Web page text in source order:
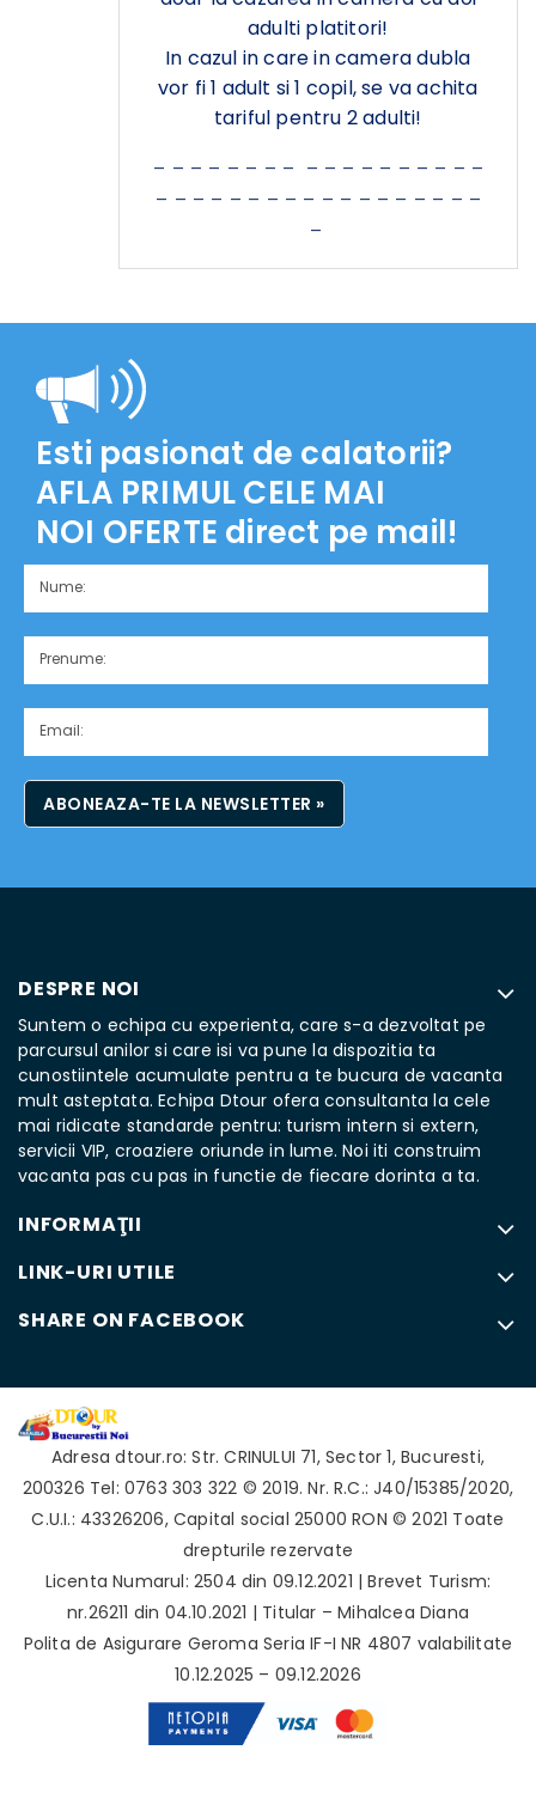
adulti platitori!
In cazul in care in camera dubla
vor fi 1 adult si 1 copil, se va achita
tariful pentru 2 adulti!
Esti pasionat de calatorii?
AFLA PRIMUL CELE MAI
NOI OFERTE direct pe mail!
ABONEAZA-TE LA NEWSLETTER »
DESPRE NOI
Suntem o echipa cu experienta, care s-a dezvoltat pe
parcursul anilor si care isi va pune la dispozitia ta
cunostiintele acumulate pentru a te bucura de vacanta
mult asteptata. Echipa Dtour ofera consultanta la cele
mai ridicate standarde pentru: turism intern si extern,
servicii VIP, croaziere oriunde in lume. Noi iti construim
vacanta pas cu pas in functie de fiecare dorinta a ta.
INFORMAŢII
LINK-URI UTILE
SHARE ON FACEBOOK
Adresadtour.ro:Str. CRINULUI 71, Sector 1,Bucuresti,
200326 Tel: 0763 303 322 © 2019. Nr. R.C.: J40/15385/2020,
C.U.I.: 43326206, Capital social 25000 RON © 2021 Toate
drepturile rezervate
Licenta Numarul: 2504 din 09.12.2021 | Brevet Turism:
nr.26211 din 04.10.2021 | Titular – Mihalcea Diana
Polita de Asigurare Geroma Seria IF-I NR 4807 valabilitate
10.12.2025 – 09.12.2026